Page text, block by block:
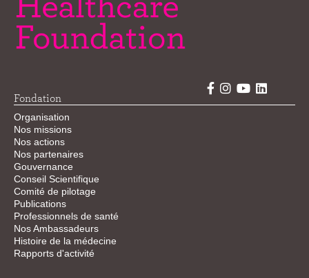
Fondation
Organisation
Nos missions
Nos actions
Nos partenaires
Gouvernance
Conseil Scientifique
Comité de pilotage
Publications
Professionnels de santé
Nos Ambassadeurs
Histoire de la médecine
Rapports d'activité